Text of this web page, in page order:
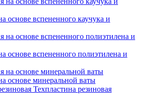
основе вспененного каучука и
основе вспененного полиэтилена и
основе минеральной ваты
Техпластина резиновая